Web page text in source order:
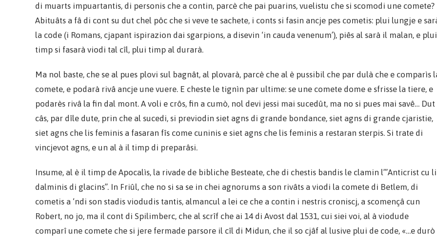
di muarts impuartantis, di personis che a contin, parcè che pai puarins, vuelistu che si scomodi une comete?
Abituâts a fâ di cont su dut chel pôc che si veve te sachete, i conts si fasin ancje pes cometis: plui lungje e
la code (i Romans, cjapant ispirazion dai sgarpions, a disevin ‘in cauda venenum’), piês al sarà il malan, e plui
timp si fasarà viodi tal cîl, plui timp al durarà.
Ma nol baste, che se al pues plovi sul bagnât, al plovarà, parcè che al è pussibil che par dulà che e comparìs
comete, e podarà rivâ ancje une vuere. E cheste le tignìn par ultime: se une comete dome e sfrisse la tiere, e
podarès rivâ la fin dal mont. A voli e crôs, fin a cumò, nol devi jessi mai sucedût, ma no si pues mai savê… Dut
câs, par dîle dute, prin che al sucedi, si previodin siet agns di grande bondance, siet agns di grande cjaristie,
siet agns che lis feminis a fasaran fîs come cuninis e siet agns che lis feminis a restaran sterpis. Si trate di
vincjevot agns, e un al à il timp di preparâsi.
Insume, al è il timp de Apocalìs, la rivade de bibliche Besteate, che di chestis bandis le clamin l’”Anticrist cu
dalminis di glacins”. In Friûl, che no si sa se in chei agnorums a son rivâts a viodi la comete di Betlem, di
cometis a ‘ndi son stadis viodudis tantis, almancul a lei ce che a contin i nestris croniscj, a scomençâ cun
Robert, no jo, ma il cont di Spilimberc, che al scrîf che ai 14 di Avost dal 1531, cui siei voi, al à viodude
comparî une comete che si jere fermade parsore il cîl di Midun, che il so cjâf al lusive plui de code, «…e durò